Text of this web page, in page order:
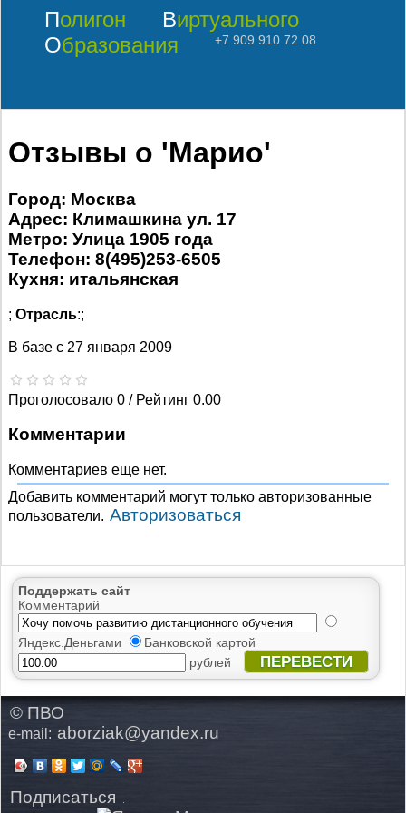
Полигон
Виртуального
Образования
+7 909 910 72 08
Отзывы о 'Марио'
Город: Москва
Адрес: Климашкина ул. 17
Метро: Улица 1905 года
Телефон: 8(495)253-6505
Кухня: итальянская
; Отрасль:;
В базе с 27 января 2009
Проголосовало 0 / Рейтинг 0.00
Комментарии
Комментариев еще нет.
Добавить комментарий могут только авторизованные
пользователи. Авторизоваться
Поддержать сайт
Комментарий
Яндекс.Деньгами
Банковской картой
рублей
ПЕРЕВЕСТИ
© ПВО
e-mail: aborziak@yandex.ru
Подписаться